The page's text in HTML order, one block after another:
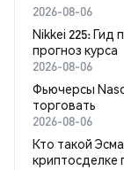
2026-08-06
Nikkei 225: Гид
прогноз курса
2026-08-06
Фьючерсы
торговать
2026-08-06
Кто такой
криптосделке